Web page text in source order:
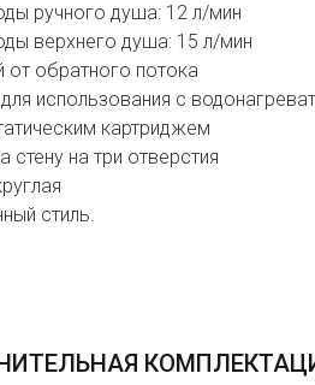
ручного душа: 12 л/мин
верхнего душа: 15 л/мин
от обратного потока
использования с
картриджем
стену на три отверстия
стиль.